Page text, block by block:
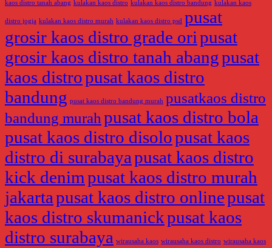
kaos distro tanah abang kulakan kaos distro kulakan kaos distro bandung kulakan kaos
distro jogja kulakan kaos distro murah kulakan kaos distro psd pusat
grosir kaos distro grade oripusat
grosir kaos distro tanah abangpusat
kaos distropusat kaos distro
bandung pusat kaos distro bandung murah pusatkaos distro
bandung murah pusat kaos distro bola
pusat kaos distro disolopusat kaos
distro di surabayapusat kaos distro
kick denimpusat kaos distro murah
jakartapusat kaos distro onlinepusat
kaos distro skumanickpusat kaos
distro surabaya wirausaha kaos wirausaha kaos distro wirausaha kaos